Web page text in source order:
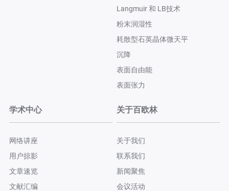
Langmuir 和 LB技术
粉末润湿性
耗散型石英晶体微天平
沉降
表面自由能
表面张力
学术中心
网络讲座
用户掠影
文章速览
文献汇编
关于百欧林
关于我们
联系我们
新闻聚焦
会议活动